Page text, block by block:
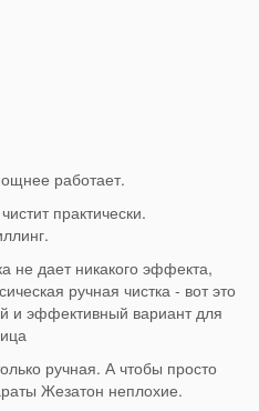
работает.
практически.
не дает никакого эффекта,
ручная чистка - вот это
и эффективный вариант для
ручная. А чтобы просто
Жезатон неплохие.